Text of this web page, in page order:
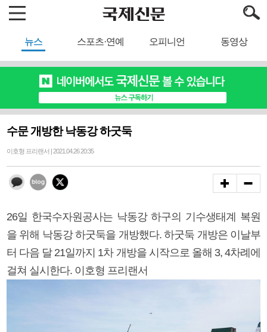
뉴스 스포츠·연예 오피니언 동영상
수문 개방한 낙동강 하굿둑
이호형 프리랜서 | 2021.04.26 20:35
26일 한국수자원공사는 낙동강 하구의 기수생태계 복원
을 위해 낙동강 하굿둑을 개방했다. 하굿둑 개방은 이날부
터 다음 달 21일까지 1차 개방을 시작으로 올해 3, 4차례에
걸쳐 실시한다. 이호형 프리랜서